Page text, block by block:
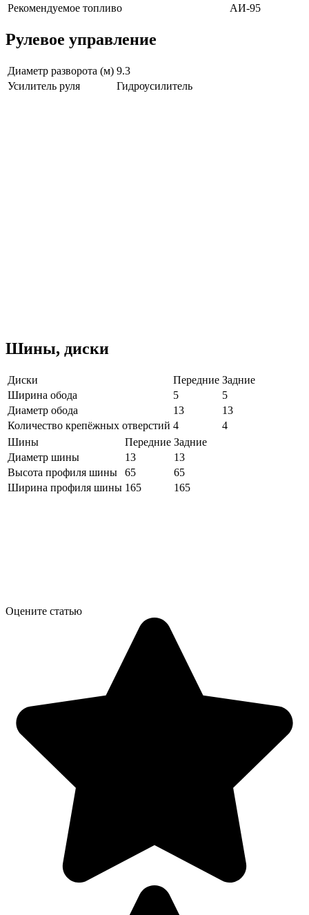
Рекомендуемое топливо АИ-95
Рулевое управление
Диаметр разворота (м) 9.3
Усилитель руля
Гидроусилитель
Шины, диски
Диски Передние Задние
Ширина обода
5
5
Диаметр обода
13
13
Количество крепёжных отверстий 4
4
Шины
Передние Задние
Диаметр шины
13
13
Высота профиля шины
65
65
Ширина профиля шины 165 165
Оцените статью